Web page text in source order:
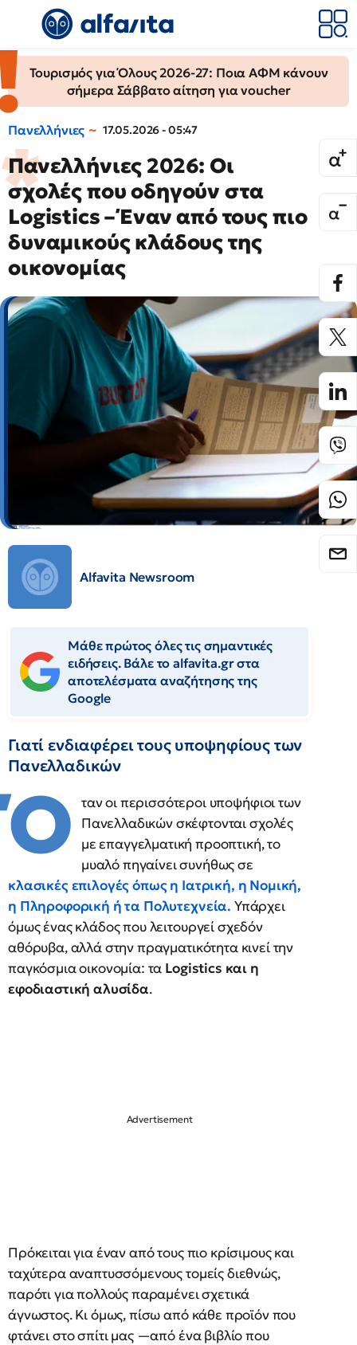
Τουρισμός για Όλους 2026-27: Ποια ΑΦΜ κάνουν
σήμερα Σάββατο αίτηση για voucher
Πανελλήνιες 17.05.2026 - 05:47
Πανελλήνιες 2026: Οι
σχολές που οδηγούν στα
Logistics – Έναν από τους πιο
δυναμικούς κλάδους της
οικονομίας
Alfavita Newsroom
Μάθε πρώτος όλες τις σημαντικές
ειδήσεις. Βάλε το alfavita.gr στα
αποτελέσματα αναζήτησης της
Google
Γιατί ενδιαφέρει τους υποψηφίους των
Πανελλαδικών
Ό ταν οι περισσότεροι υποψήφιοι των
Πανελλαδικών σκέφτονται σχολές
με επαγγελματική προοπτική, το
μυαλό πηγαίνει συνήθως σε
κλασικές επιλογές όπως η Ιατρική, η Νομική,
η Πληροφορική ή τα Πολυτεχνεία. Υπάρχει
όμως ένας κλάδος που λειτουργεί σχεδόν
αθόρυβα, αλλά στην πραγματικότητα κινεί την
παγκόσμια οικονομία: τα Logistics και η
εφοδιαστική αλυσίδα.
Πρόκειται για έναν από τους πιο κρίσιμους και
ταχύτερα αναπτυσσόμενους τομείς διεθνώς,
παρότι για πολλούς παραμένει σχετικά
άγνωστος. Κι όμως, πίσω από κάθε προϊόν που
φτάνει στο σπίτι μας —από ένα βιβλίο που